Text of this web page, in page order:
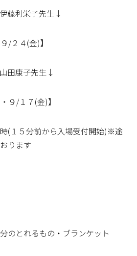
藤利栄子先生↓
/２４(金)】
田康子先生↓
９/１７(金)】
(１５分前から入場受付開始)※途
ります
のとれるもの・ブランケット